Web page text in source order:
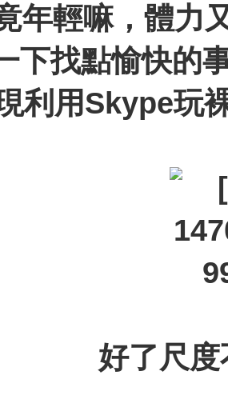
年輕嘛，體力
下找點愉快的
利用Skype玩
好了尺